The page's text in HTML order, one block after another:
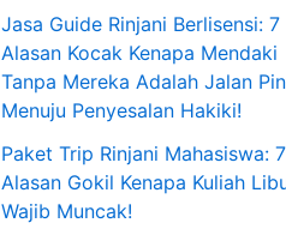
Jasa Guide Rinjani Berlisensi: 7
Alasan Kocak Kenapa Mendaki
Tanpa Mereka Adalah Jalan
Menuju Penyesalan Hakiki!
Paket Trip Rinjani Mahasiswa: 7
Alasan Gokil Kenapa Kuliah
Wajib Muncak!